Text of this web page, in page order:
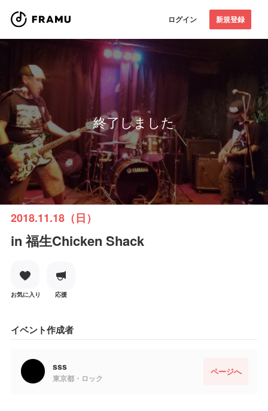
ログイン 新規登録
終了しました
2018.11.18（日）
in 福生Chicken Shack
お気に入り 応援
イベント作成者
sss
東京都・ロック
ページへ